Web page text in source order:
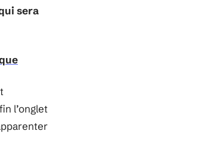
sera
l’onglet